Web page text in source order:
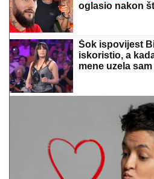
oglasio nakon
Šok ispovijest
iskoristio, a
mene uzela